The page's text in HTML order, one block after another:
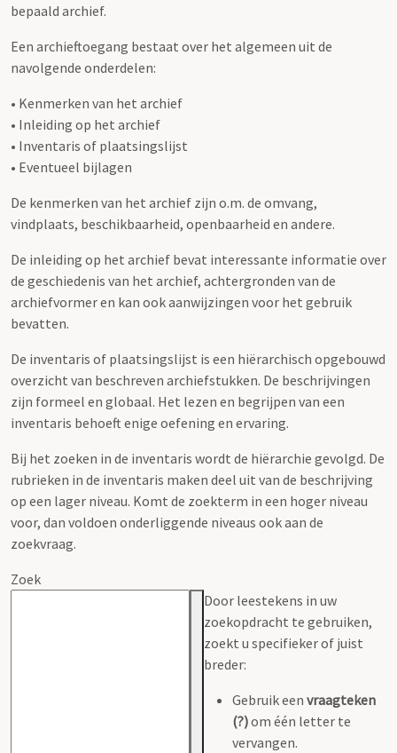
bepaald archief.
Een archieftoegang bestaat over het algemeen uit de
navolgende onderdelen:
• Kenmerken van het archief
• Inleiding op het archief
• Inventaris of plaatsingslijst
• Eventueel bijlagen
De kenmerken van het archief zijn o.m. de omvang,
vindplaats, beschikbaarheid, openbaarheid en andere.
De inleiding op het archief bevat interessante informatie over
de geschiedenis van het archief, achtergronden van de
archiefvormer en kan ook aanwijzingen voor het gebruik
bevatten.
De inventaris of plaatsingslijst is een hiërarchisch opgebouwd
overzicht van beschreven archiefstukken. De beschrijvingen
zijn formeel en globaal. Het lezen en begrijpen van een
inventaris behoeft enige oefening en ervaring.
Bij het zoeken in de inventaris wordt de hiërarchie gevolgd. De
rubrieken in de inventaris maken deel uit van de beschrijving
op een lager niveau. Komt de zoekterm in een hoger niveau
voor, dan voldoen onderliggende niveaus ook aan de
zoekvraag.
Zoek
Door leestekens in uw
zoekopdracht te gebruiken,
zoekt u specifieker of juist
breder:
Gebruik een vraagteken
(?)om één letter te
vervangen.